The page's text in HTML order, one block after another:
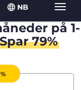
NB
Vis/
på 1-
Spar 79%